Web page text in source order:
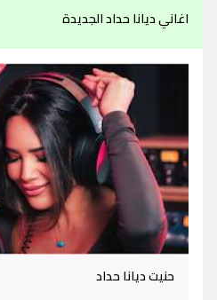
اغاني ديانا حداد الجديدة
حنيت ديانا حداد